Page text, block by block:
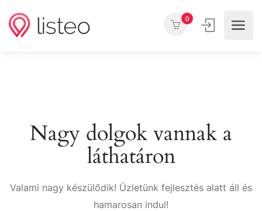
0
Nagy dolgok vannak a
láthatáron
Valami nagy készülődik! Üzletünk fejlesztés alatt áll és
hamarosan indul!